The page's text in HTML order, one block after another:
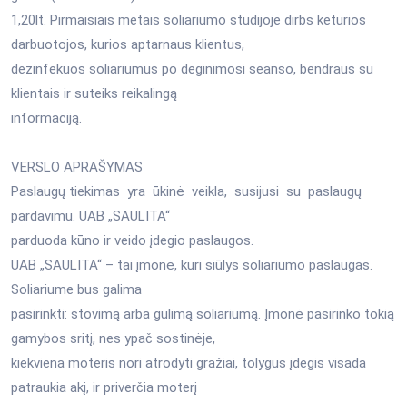
1,20lt. Pirmaisiais metais soliariumo studijoje dirbs keturios
darbuotojos, kurios aptarnaus klientus,
dezinfekuos soliariumus po deginimosi seanso, bendraus su
klientais ir suteiks reikalingą
informaciją.
VERSLO APRAŠYMAS
Paslaugų tiekimas yra ūkinė veikla, susijusi su paslaugų
pardavimu. UAB „SAULITA“
parduoda kūno ir veido įdegio paslaugos.
UAB „SAULITA“ – tai įmonė, kuri siūlys soliariumo paslaugas.
Soliariume bus galima
pasirinkti: stovimą arba gulimą soliariumą. Įmonė pasirinko tokią
gamybos sritį, nes ypač sostinėje,
kiekviena moteris nori atrodyti gražiai, tolygus įdegis visada
patraukia akį, ir priverčia moterį